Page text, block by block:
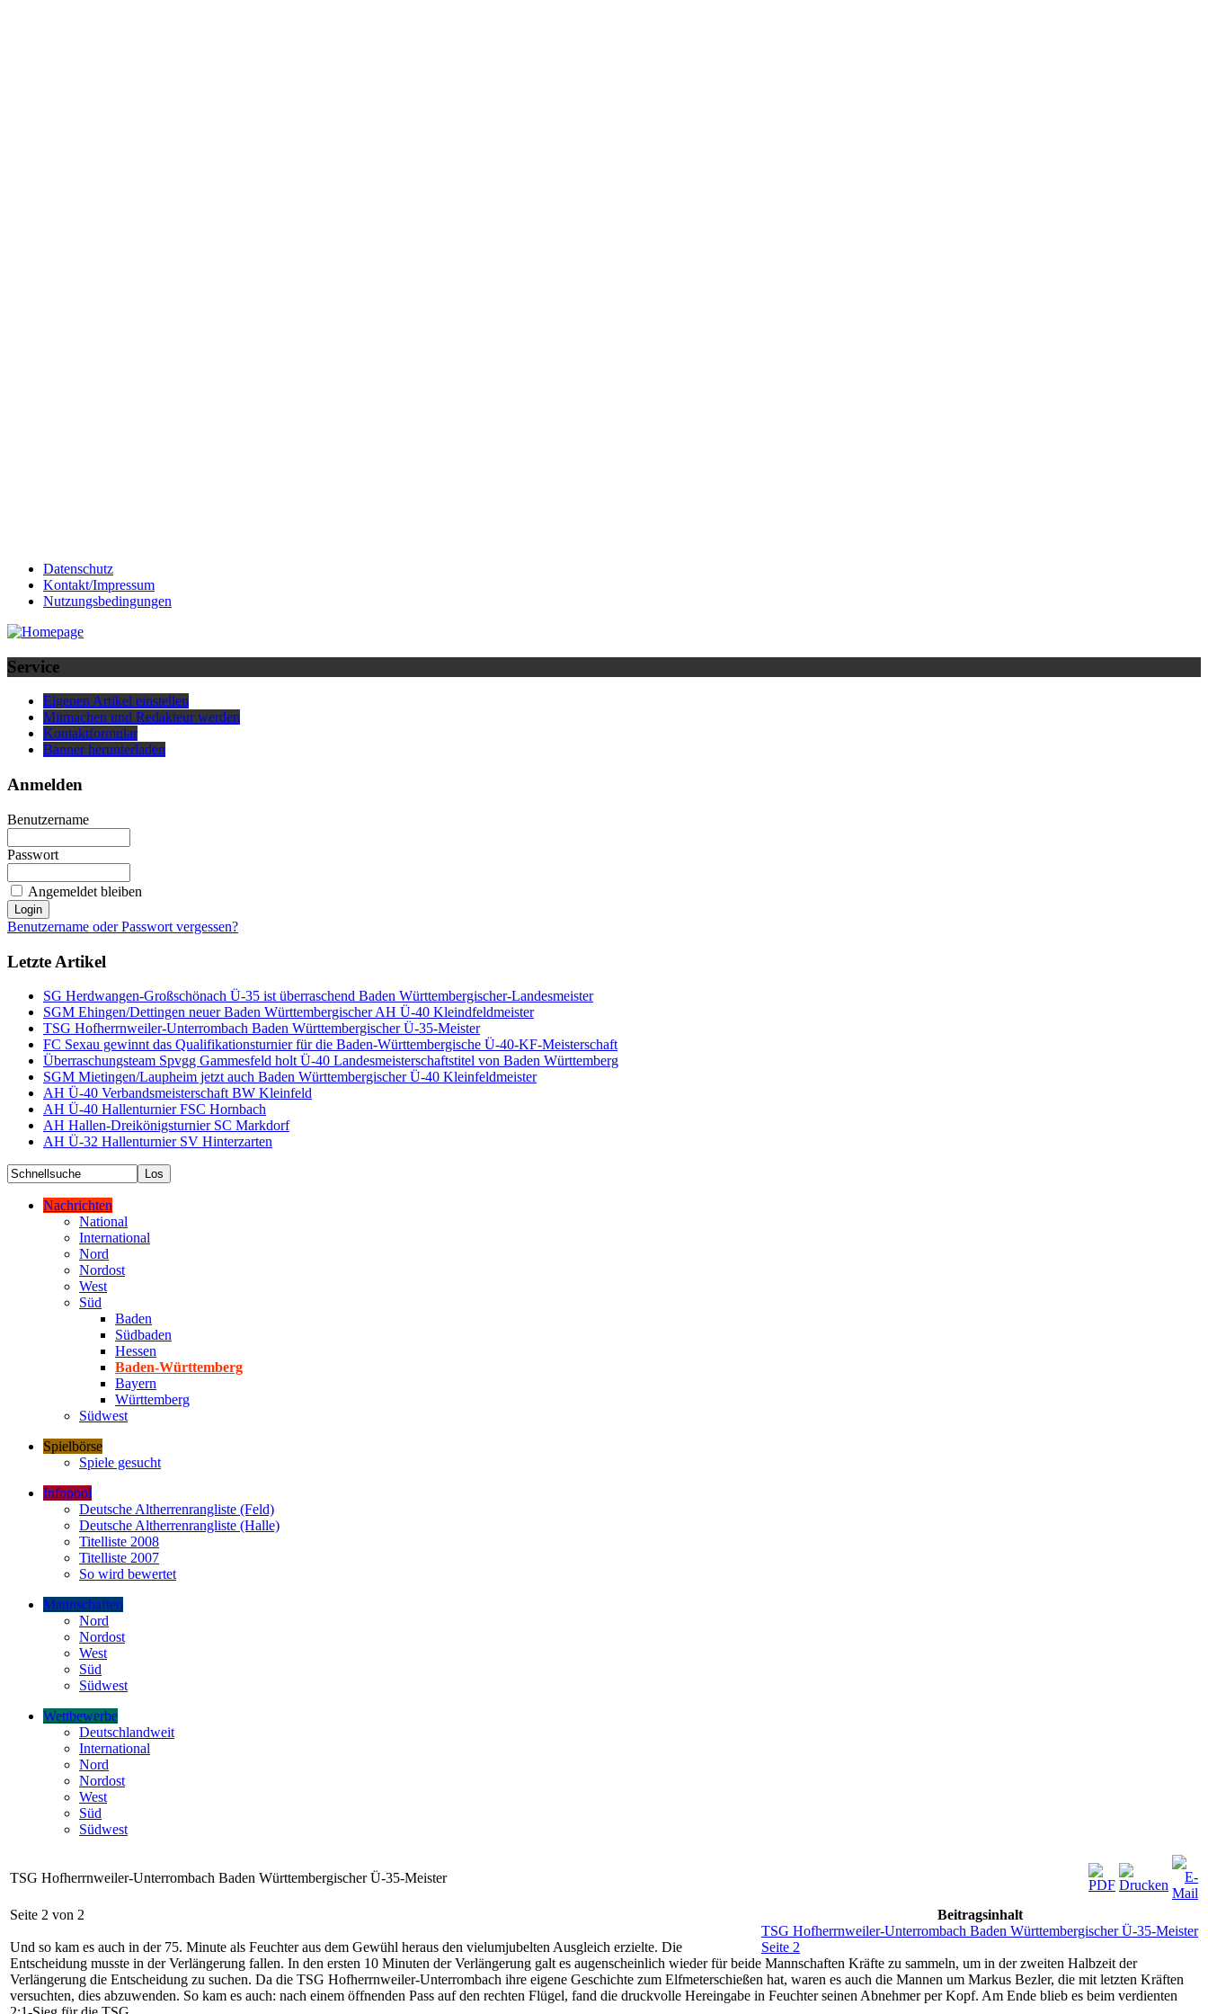
Datenschutz
Kontakt/Impressum
Nutzungsbedingungen
Service
Eigenen Artikel einstellen
Mitmachen und Redakteur werden
Kontaktformular
Banner herunterladen
Anmelden
Benutzername
Passwort
Angemeldet bleiben
Benutzername oder Passwort vergessen?
Letzte Artikel
SG Herdwangen-Großschönach Ü-35 ist überraschend Baden Württembergischer-Landesmeister
SGM Ehingen/Dettingen neuer Baden Württembergischer AH Ü-40 Kleindfeldmeister
TSG Hofherrnweiler-Unterrombach Baden Württembergischer Ü-35-Meister
FC Sexau gewinnt das Qualifikationsturnier für die Baden-Württembergische Ü-40-KF-Meisterschaft
Überraschungsteam Spvgg Gammesfeld holt Ü-40 Landesmeisterschaftstitel von Baden Württemberg
SGM Mietingen/Laupheim jetzt auch Baden Württembergischer Ü-40 Kleinfeldmeister
AH Ü-40 Verbandsmeisterschaft BW Kleinfeld
AH Ü-40 Hallenturnier FSC Hornbach
AH Hallen-Dreikönigsturnier SC Markdorf
AH Ü-32 Hallenturnier SV Hinterzarten
Nachrichten
National
International
Nord
Nordost
West
Süd
Baden
Südbaden
Hessen
Baden-Württemberg
Bayern
Württemberg
Südwest
Spielbörse
Spiele gesucht
Infopool
Deutsche Altherrenrangliste (Feld)
Deutsche Altherrenrangliste (Halle)
Titelliste 2008
Titelliste 2007
So wird bewertet
Mannschaften
Nord
Nordost
West
Süd
Südwest
Wettbewerbe
Deutschlandweit
International
Nord
Nordost
West
Süd
Südwest
TSG Hofherrnweiler-Unterrombach Baden Württembergischer Ü-35-Meister
Beitragsinhalt
TSG Hofherrnweiler-Unterrombach Baden Württembergischer Ü-35-Meister
Seite 2
Seite 2 von 2
Und so kam es auch in der 75. Minute als Feuchter aus dem Gewühl heraus den vielumjubelten Ausgleich erzielte. Die
Entscheidung musste in der Verlängerung fallen. In den ersten 10 Minuten der Verlängerung galt es augenscheinlich wieder für beide Mannschaften Kräfte zu sammeln, um in der zweiten Halbzeit der
Verlängerung die Entscheidung zu suchen. Da die TSG Hofherrnweiler-Unterrombach ihre eigene Geschichte zum Elfmeterschießen hat, waren es auch die Mannen um Markus Bezler, die mit letzten Kräften
versuchten, dies abzuwenden. So kam es auch: nach einem öffnenden Pass auf den rechten Flügel, fand die druckvolle Hereingabe in Feuchter seinen Abnehmer per Kopf. Am Ende blieb es beim verdienten